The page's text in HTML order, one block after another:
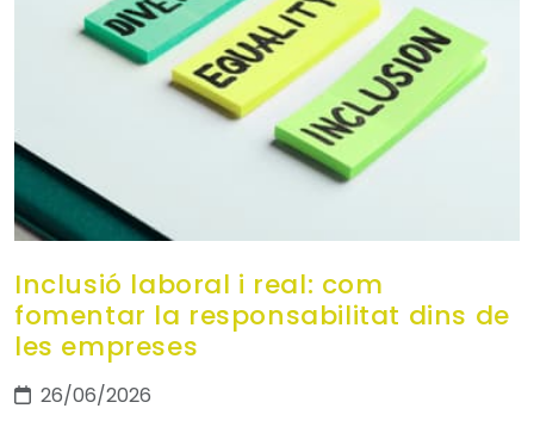
Inclusió laboral i real: com
fomentar la responsabilitat dins de
les empreses
26/06/2026